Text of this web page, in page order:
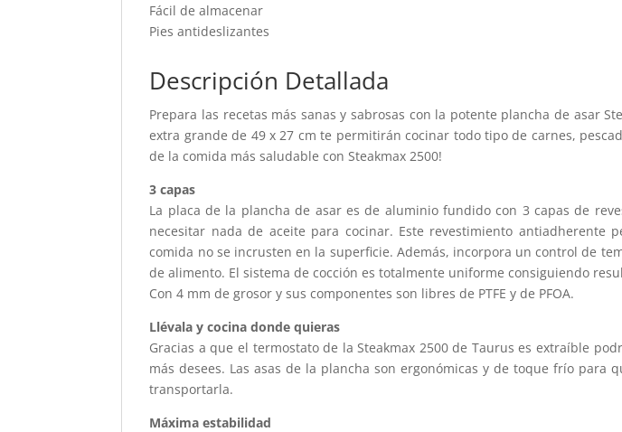
Fácil de almacenar
Pies antideslizantes
Descripción Detallada
Prepara las recetas más sanas y sabrosas con la potente plancha de asar
extra grande de 49 x 27 cm te permitirán cocinar todo tipo de carnes,
de la comida más saludable con Steakmax 2500!
3 capas
La placa de la plancha de asar es de aluminio fundido con 3 capas de
necesitar nada de aceite para cocinar. Este revestimiento
comida no se incrusten en la superficie. Además, incorpora un control de
de alimento. El sistema de cocción es totalmente uniforme consiguiendo
Con 4 mm de grosor y sus componentes son libres de PTFE y de PFOA.
Llévala y cocina donde quieras
Gracias a que el termostato de la Steakmax 2500 de Taurus es extraíble
más desees. Las asas de la plancha son ergonómicas y de toque frío
transportarla.
Máxima estabilidad